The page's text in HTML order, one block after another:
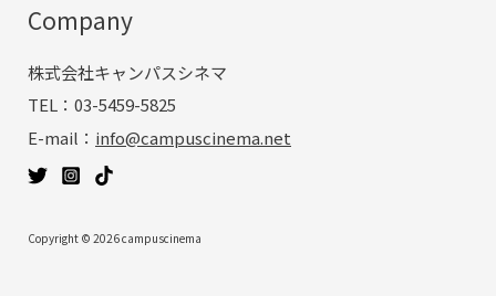
Company
株式会社キャンパスシネマ
TEL：03-5459-5825
E-mail： info@campuscinema.net
Copyright © 2026 campuscinema